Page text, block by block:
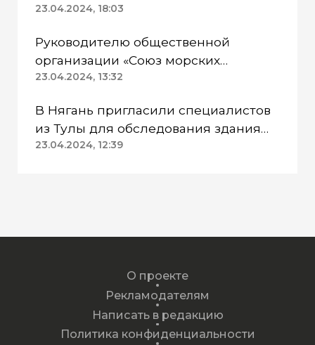
Казанском районе непригодна для
23.04.2024, 18:03
Руководителю общественной
организации «Союз морских
пехотинцев» Югры вынесли
23.04.2024, 13:32
В Нягань пригласили специалистов
из Тулы для обследования здания
ДК «Геолог»
23.04.2024, 12:39
О проекте
Рекламодателям
Написать в редакцию
Политика конфиденциальности